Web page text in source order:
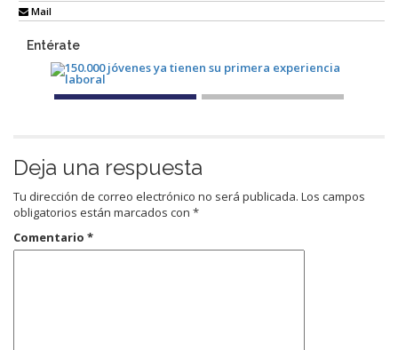
Mail
Entérate
Deja una respuesta
Tu dirección de correo electrónico no será publicada. Los campos
obligatorios están marcados con *
Comentario *